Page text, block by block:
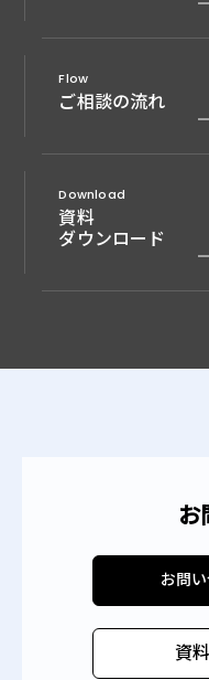
Flow
ご相談の流れ
Download
資料
ダウンロード
お
お問
資